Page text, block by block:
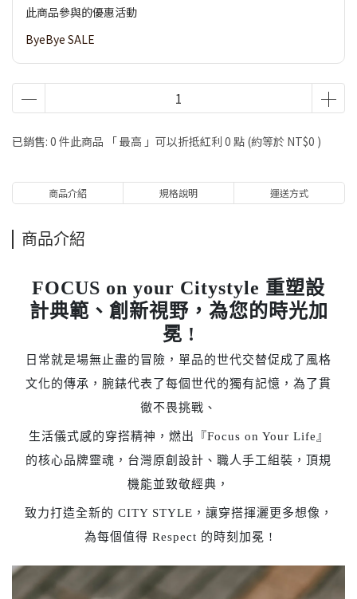
此商品參與的優惠活動
ByeBye SALE
已銷售: 0 件此商品 「 最高 」可以折抵紅利 0 點 (約等於 NT$0 )
商品介紹 規格說明 運送方式
商品介紹
FOCUS on your Citystyle 重塑設
計典範、創新視野，為您的時光加
冕 !
日常就是場無止盡的冒險，單品的世代交替促成了風格
文化的傳承，腕錶代表了每個世代的獨有記憶，為了貫
徹不畏挑戰、
生活儀式感的穿搭精神，燃出『Focus on Your Life』
的核心品牌靈魂，台灣原創設計、職人手工組裝，頂規
機能並致敬經典，
致力打造全新的 CITY STYLE，讓穿搭揮灑更多想像，
為每個值得 Respect 的時刻加冕 !